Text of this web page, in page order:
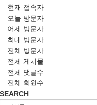
현재 접속자
오늘 방문자
어제 방문자
최대 방문자
전체 방문자
전체 게시물
전체 댓글수
전체 회원수
SEARCH